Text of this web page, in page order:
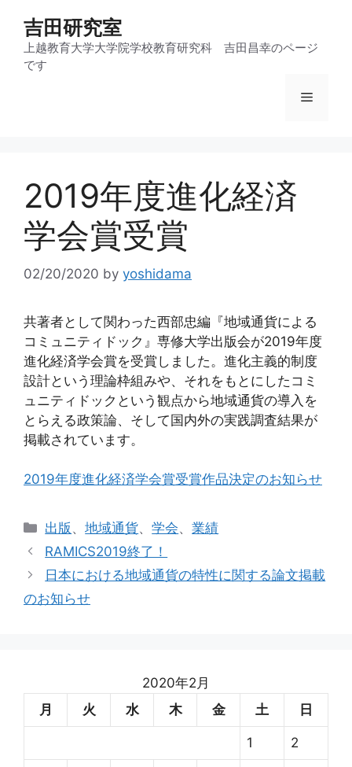
吉田研究室
上越教育大学大学院学校教育研究科 吉田昌幸のページ
です
メ
2019年度進化経済
学会賞受賞
02/20/2020 by yoshidama
共著者として関わった西部忠編『地域通貨による
コミュニティドック』専修大学出版会が2019年度
進化経済学会賞を受賞しました。進化主義的制度
設計という理論枠組みや、それをもとにしたコミ
ュニティドックという観点から地域通貨の導入を
とらえる政策論、そして国内外の実践調査結果が
掲載されています。
2019年度進化経済学会賞受賞作品決定のお知らせ
カ
テ
リ
ー
出版 、地域通貨、学会、業績
RAMICS2019終了！
日本における地域通貨の特性に関する論文掲載
のお知らせ
2020年2月
月
火 水 木 金 土 日
1 2